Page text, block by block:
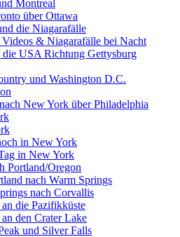
Montreal
über Ottawa
die Niagarafälle
& Niagarafälle bei Nacht
USA Richtung Gettysburg
und Washington D.C.
New York über Philadelphia
in New York
in New York
Portland/Oregon
nach Warm Springs
nach Corvallis
die Pazifikküste
den Crater Lake
und Silver Falls